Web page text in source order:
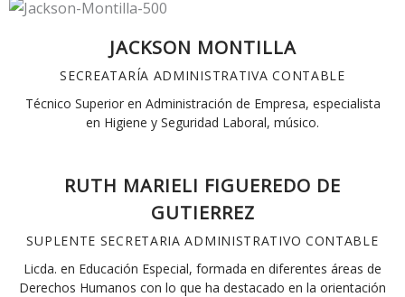
JACKSON MONTILLA
SECREATARÍA ADMINISTRATIVA CONTABLE
Técnico Superior en Administración de Empresa, especialista
en Higiene y Seguridad Laboral, músico.
RUTH MARIELI FIGUEREDO DE
GUTIERREZ
SUPLENTE SECRETARIA ADMINISTRATIVO CONTABLE
Licda. en Educación Especial, formada en diferentes áreas de
Derechos Humanos con lo que ha destacado en la orientación